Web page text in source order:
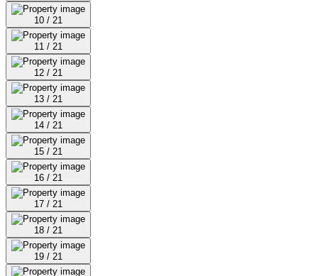
10 / 21
11 / 21
12 / 21
13 / 21
14 / 21
15 / 21
16 / 21
17 / 21
18 / 21
19 / 21